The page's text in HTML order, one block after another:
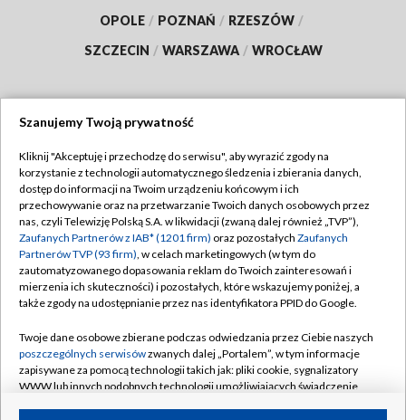
OPOLE / POZNAŃ / RZESZÓW /
SZCZECIN / WARSZAWA / WROCŁAW
TVP
Abonament TVP
Emisja w TVP
Centrum informacji TVP
Naziemna Telewizja Cyfrowa
Rada Programowa
System NOS
Informacje o nadawcy
Regulamin TVP
Polityka prywatności
Moje zgody
Pomoc
Kontakt
Kanały
Szanujemy Twoją prywatność
Kliknij "Akceptuję i przechodzę do serwisu", aby wyrazić zgody na
korzystanie z technologii automatycznego śledzenia i zbierania danych,
dostęp do informacji na Twoim urządzeniu końcowym i ich
przechowywanie oraz na przetwarzanie Twoich danych osobowych przez
nas, czyli Telewizję Polską S.A. w likwidacji (zwaną dalej również „TVP”),
Zaufanych Partnerów z IAB* (1201 firm) oraz pozostałych Zaufanych
Partnerów TVP (93 firm), w celach marketingowych (w tym do
zautomatyzowanego dopasowania reklam do Twoich zainteresowań i
mierzenia ich skuteczności) i pozostałych, które wskazujemy poniżej, a
także zgody na udostępnianie przez nas identyfikatora PPID do Google.
Twoje dane osobowe zbierane podczas odwiedzania przez Ciebie naszych
poszczególnych serwisówzwanych dalej „Portalem”, w tym informacje
zapisywane za pomocą technologii takich jak: pliki cookie, sygnalizatory
WWW lub innych podobnych technologii umożliwiających świadczenie